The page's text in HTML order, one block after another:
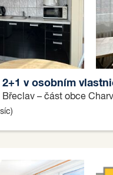
2+1 v osobním
– část obce